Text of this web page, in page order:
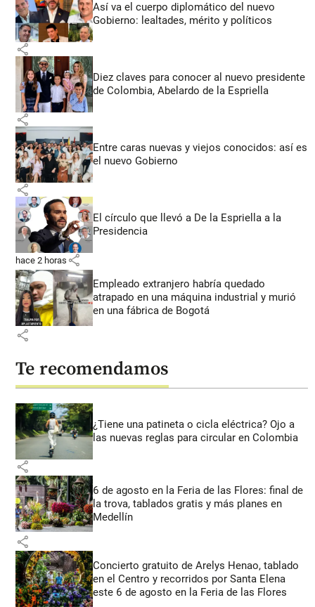
Así va el cuerpo diplomático del nuevo
Gobierno: lealtades, mérito y políticos
share
Diez claves para conocer al nuevo presidente
de Colombia, Abelardo de la Espriella
share
Entre caras nuevas y viejos conocidos: así es
el nuevo Gobierno
share
El círculo que llevó a De la Espriella a la
Presidencia
hace 2 horas share
Empleado extranjero habría quedado
atrapado en una máquina industrial y murió
en una fábrica de Bogotá
share
Te recomendamos
¿Tiene una patineta o cicla eléctrica? Ojo a
las nuevas reglas para circular en Colombia
share
6 de agosto en la Feria de las Flores: final de
la trova, tablados gratis y más planes en
Medellín
share
Concierto gratuito de Arelys Henao, tablado
en el Centro y recorridos por Santa Elena
este 6 de agosto en la Feria de las Flores